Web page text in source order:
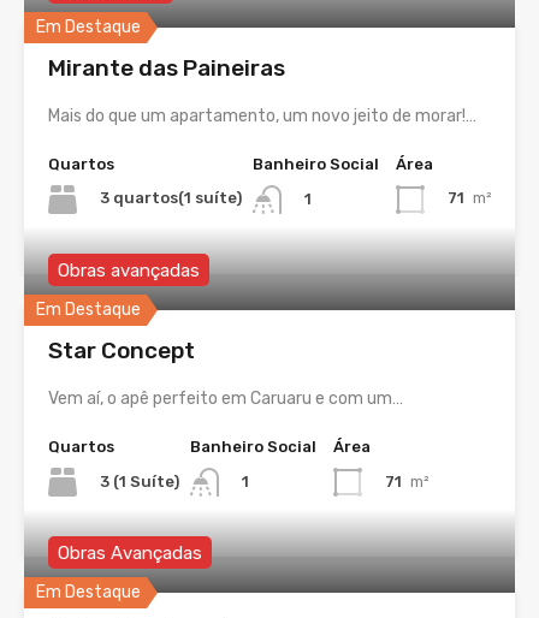
Em Destaque
Mirante das Paineiras
Mais do que um apartamento, um novo jeito de morar!…
Quartos
3 quartos(1 suíte)
Banheiro Social
1
Área
71 m²
Em Destaque
Obras avançadas
Star Concept
Vem aí, o apê perfeito em Caruaru e com um…
Quartos
3 (1 Suíte)
Banheiro Social
1
Área
71 m²
Em Destaque
Obras Avançadas